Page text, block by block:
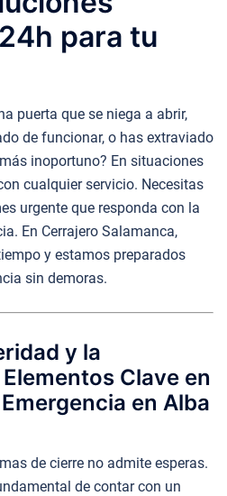
para tu
puerta que se niega a abrir,
de funcionar, o has extraviado
inoportuno? En situaciones
cualquier servicio. Necesitas
urgente que responda con la
En Cerrajero Salamanca,
y estamos preparados
sin demoras.
y la
Clave en
en Alba
de cierre no admite esperas.
de contar con un